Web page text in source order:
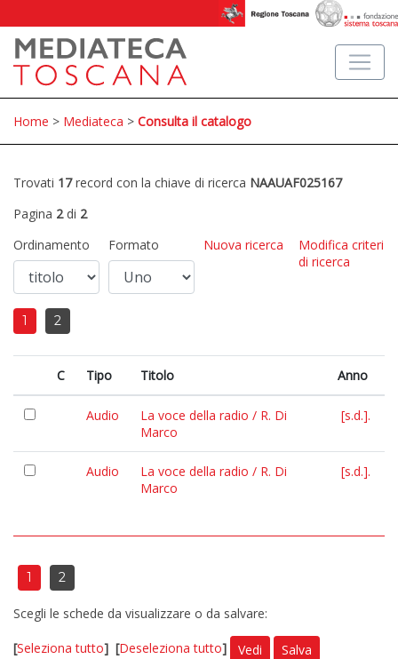
Home > Mediateca > Consulta il catalogo
Trovati 17record con la chiave di ricerca NAAUAF025167
Pagina 2di 2
Ordinamento
Formato Nuova ricerca
Modifica criteri
di ricerca
1 2
C Tipo Titolo Anno
Audio
La voce della radio / R. Di
Marco
[s.d.].
Audio
La voce della radio / R. Di
Marco
[s.d.].
1 2
Scegli le schede da visualizzare o da salvare:
[Seleziona tutto] [Deseleziona tutto] Vedi Salva